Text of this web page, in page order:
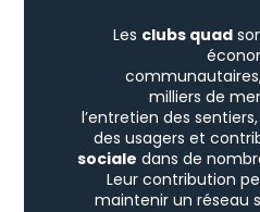
Les clubs quad
milliers de
l’entretien des
des usagers et
sociale dans de
Leur contribution
maintenir un réseau